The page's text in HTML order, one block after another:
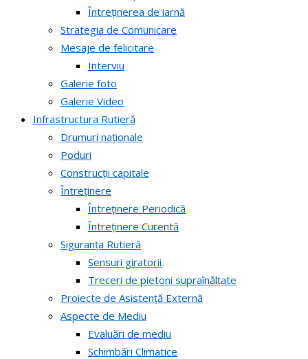
Întreținerea de iarnă
Strategia de Comunicare
Mesaje de felicitare
Interviu
Galerie foto
Galerie Video
Infrastructura Rutieră
Drumuri naționale
Poduri
Construcții capitale
Întreținere
Întreținere Periodică
Întreținere Curentă
Siguranța Rutieră
Sensuri giratorii
Treceri de pietoni supraînălțate
Proiecte de Asistență Externă
Aspecte de Mediu
Evaluări de mediu
Schimbări Climatice